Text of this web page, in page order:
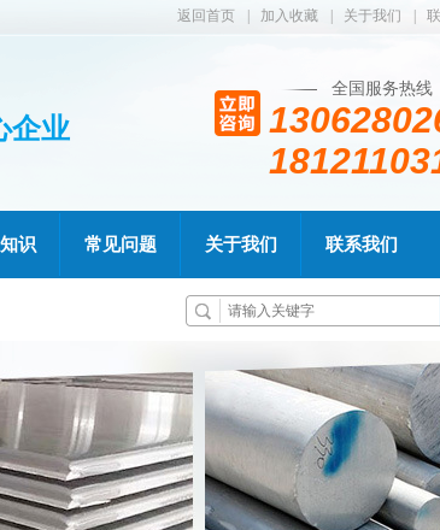
返回首页 加入收藏 关于我们
企业
全国服务热线
识 常见问题 关于我们 联系我们